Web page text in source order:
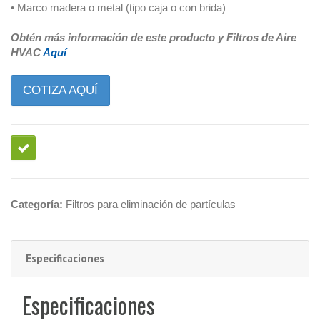
• Marco madera o metal (tipo caja o con brida)
Obtén más información de este producto y Filtros de Aire
HVACAquí
COTIZA AQUÍ
Categoría: Filtros para eliminación de partículas
Especificaciones
Especificaciones